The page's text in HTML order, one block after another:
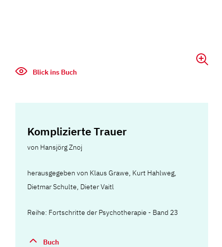
Blick ins Buch
Komplizierte Trauer
von Hansjörg Znoj
herausgegeben von Klaus Grawe, Kurt Hahlweg,
Dietmar Schulte, Dieter Vaitl
Reihe: Fortschritte der Psychotherapie - Band 23
Buch